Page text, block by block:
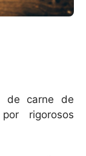
de carne de
rigorosos